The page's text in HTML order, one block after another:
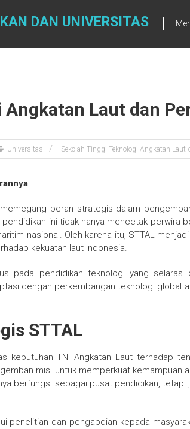
DAN UNIVERSITAS
Laut dan
Universitas Sekolah Tinggi Teknologi Angkatan Laut
peran strategis dalam
pendidikan ini tidak hanya mencetak perwira
nasional. Oleh karena itu, STTAL
kekuatan laut Indonesia.
pada pendidikan teknologi yang selaras
dengan perkembangan teknologi global
STTAL
kebutuhan TNI Angkatan Laut terhadap
misi untuk memperkuat kemampuan
berfungsi sebagai pusat pendidikan,
penelitian dan pengabdian kepada